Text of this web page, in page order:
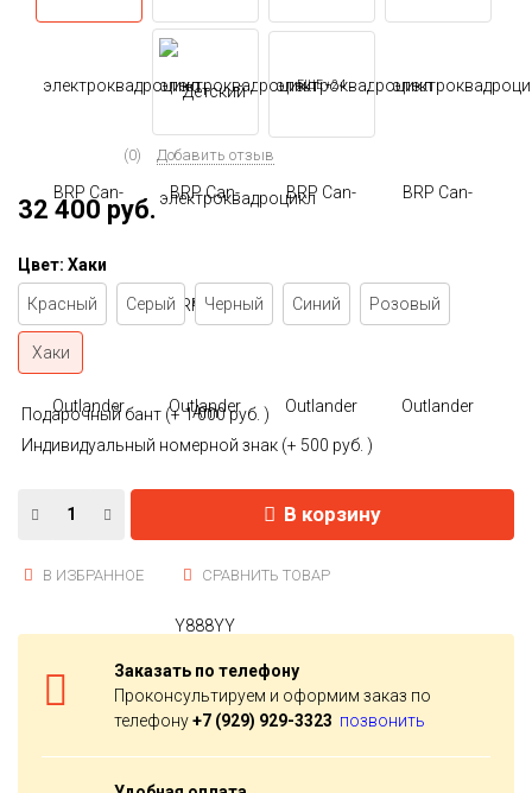
ЕЩЕ +24
(0) Добавить отзыв
32 400 руб.
Цвет: Хаки
Красный Серый Черный Синий Розовый
Хаки
Подарочный бант (+1 000 руб. )
Индивидуальный номерной знак (+ 500 руб. )
В корзину
В ИЗБРАННОЕ СРАВНИТЬ ТОВАР
Заказать по телефону
Проконсультируем и оформим заказ по
телефону+7 (929) 929-3323 позвонить